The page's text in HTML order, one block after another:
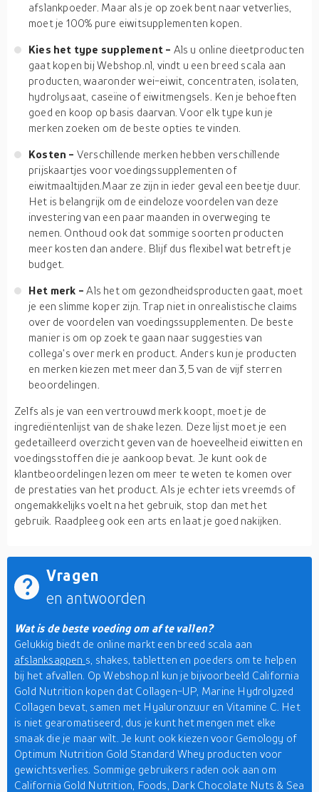
afslankpoeder. Maar als je op zoek bent naar vetverlies,
moet je 100% pure eiwitsupplementen kopen.
Kies het type supplement - Als u online dieetproducten
gaat kopen bij Webshop.nl, vindt u een breed scala aan
producten, waaronder wei-eiwit, concentraten, isolaten,
hydrolysaat, caseïne of eiwitmengsels. Ken je behoeften
goed en koop op basis daarvan. Voor elk type kun je
merken zoeken om de beste opties te vinden.
Kosten - Verschillende merken hebben verschillende
prijskaartjes voor voedingssupplementen of
eiwitmaaltijden.Maar ze zijn in ieder geval een beetje duur.
Het is belangrijk om de eindeloze voordelen van deze
investering van een paar maanden in overweging te
nemen. Onthoud ook dat sommige soorten producten
meer kosten dan andere. Blijf dus flexibel wat betreft je
budget.
Het merk -Als het om gezondheidsproducten gaat, moet
je een slimme koper zijn. Trap niet in onrealistische claims
over de voordelen van voedingssupplementen. De beste
manier is om op zoek te gaan naar suggesties van
collega's over merk en product. Anders kun je producten
en merken kiezen met meer dan 3,5 van de vijf sterren
beoordelingen.
Zelfs als je van een vertrouwd merk koopt, moet je de
ingrediëntenlijst van de shake lezen. Deze lijst moet je een
gedetailleerd overzicht geven van de hoeveelheid eiwitten en
voedingsstoffen die je aankoop bevat. Je kunt ook de
klantbeoordelingen lezen om meer te weten te komen over
de prestaties van het product. Als je echter iets vreemds of
ongemakkelijks voelt na het gebruik, stop dan met het
gebruik. Raadpleeg ook een arts en laat je goed nakijken.
Vragen
en antwoorden
Wat is de beste voeding om af te vallen?
Gelukkig biedt de online markt een breed scala aan
afslanksappen s, shakes, tabletten en poeders om te helpen
bij het afvallen. Op Webshop.nl kun je bijvoorbeeld California
Gold Nutrition kopen dat Collagen-UP, Marine Hydrolyzed
Collagen bevat, samen met Hyaluronzuur en Vitamine C. Het
is niet gearomatiseerd, dus je kunt het mengen met elke
smaak die je maar wilt. Je kunt ook kiezen voor Gemology of
Optimum Nutrition Gold Standard Whey producten voor
gewichtsverlies. Sommige gebruikers raden ook aan om
California Gold Nutrition, Foods, Dark Chocolate Nuts & Sea